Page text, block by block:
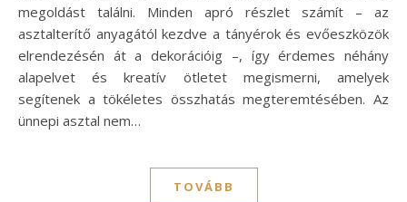
megoldást találni. Minden apró részlet számít – az
asztalterítő anyagától kezdve a tányérok és evőeszközök
elrendezésén át a dekorációig –, így érdemes néhány
alapelvet és kreatív ötletet megismerni, amelyek
segítenek a tökéletes összhatás megteremtésében. Az
ünnepi asztal nem…
TOVÁBB